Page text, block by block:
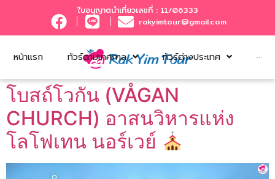
ใบอนุญาตนำเที่ยวเลขที่ : 11/06333
rakyimtour@gmail.com
หน้าแรก ทัวร์ตามเทศกาล ทัวร์ต่างประเทศ ···
โบสถ์โวกัน (VÅGAN
CHURCH) อาสนวิหารแห่ง
โลโฟเทน นอร์เวย์